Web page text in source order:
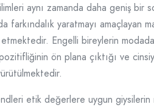
aynı zamanda daha geniş bir
farkındalık yaratmayı amaçlayan
etmektedir. Engelli bireylerin
ön plana çıktığı ve
etik değerlere uygun giysilerin